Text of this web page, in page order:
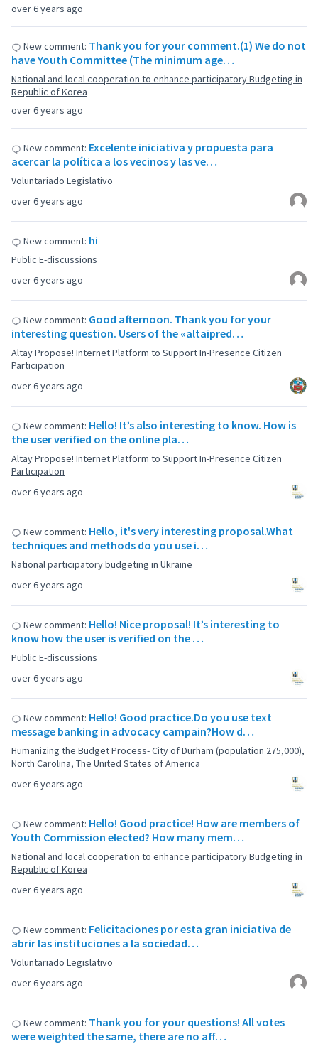
over 6 years ago
over 6 years ago
New comment: Thank you for your comment.(1) We do not
have Youth Committee (The minimum age…
National and local cooperation to enhance participatory Budgeting in
Republic of Korea
over 6 years ago
New comment: Excelente iniciativa y propuesta para
acercar la política a los vecinos y las ve…
Voluntariado Legislativo
over 6 years ago
New comment: hi
Public E-discussions
over 6 years ago
New comment: Good afternoon. Thank you for your
interesting question. Users of the «altaipred…
Altay Propose! Internet Platform to Support In-Presence Citizen
Participation
over 6 years ago
New comment: Hello! It’s also interesting to know. How is
the user verified on the online pla…
Altay Propose! Internet Platform to Support In-Presence Citizen
Participation
over 6 years ago
New comment: Hello, it's very interesting proposal.What
techniques and methods do you use i…
National participatory budgeting in Ukraine
over 6 years ago
New comment: Hello! Nice proposal! It’s interesting to
know how the user is verified on the …
Public E-discussions
over 6 years ago
New comment: Hello! Good practice.Do you use text
message banking in advocacy campain?How d…
Humanizing the Budget Process- City of Durham (population 275,000),
North Carolina, The United States of America
over 6 years ago
New comment: Hello! Good practice! How are members of
Youth Commission elected? How many mem…
National and local cooperation to enhance participatory Budgeting in
Republic of Korea
over 6 years ago
New comment: Felicitaciones por esta gran iniciativa de
abrir las instituciones a la sociedad…
Voluntariado Legislativo
New comment: Thank you for your questions! All votes
were weighted the same, there are no aff…